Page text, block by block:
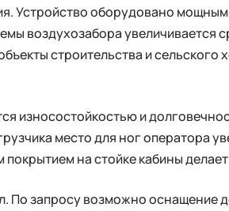
Устройство оборудовано
воздухозабора увеличивается
строительства и сельского
износостойкостью и
место для ног оператора
на стойке кабины
По запросу возможно оснащение